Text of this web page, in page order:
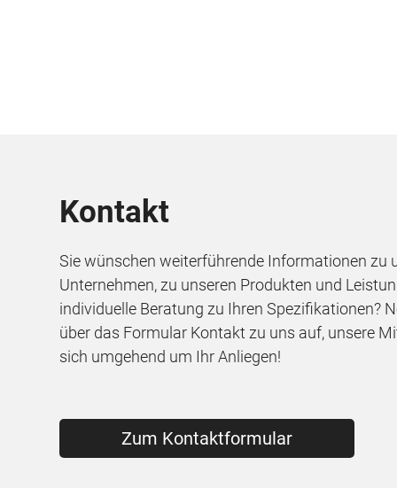
Kontakt
Sie wünschen weiterführende Informationen zu
Unternehmen, zu unseren Produkten und
individuelle Beratung zu Ihren Spezifikationen?
über das Formular Kontakt zu uns auf, unsere
sich umgehend um Ihr Anliegen!
Zum Kontaktformular